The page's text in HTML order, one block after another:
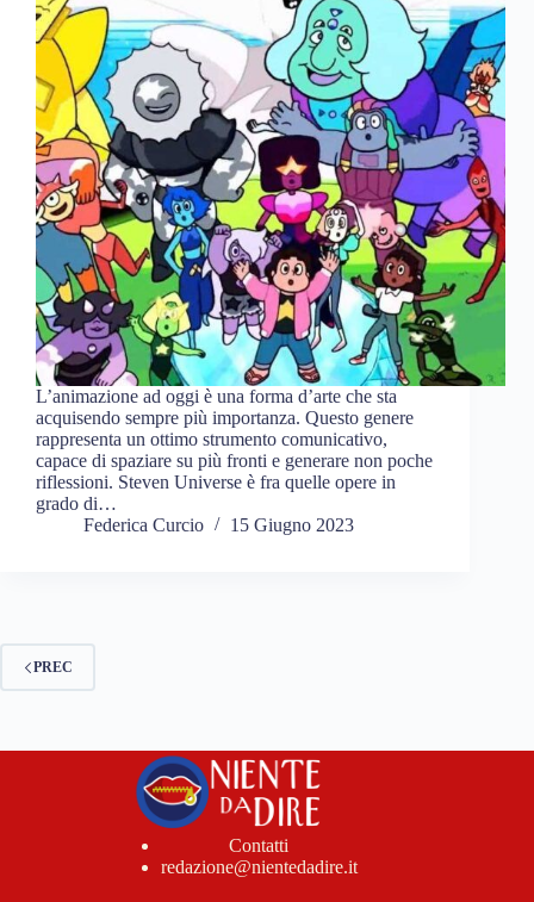
L’animazione ad oggi è una forma d’arte che sta
acquisendo sempre più importanza. Questo genere
rappresenta un ottimo strumento comunicativo,
capace di spaziare su più fronti e generare non poche
riflessioni. Steven Universe è fra quelle opere in
grado di…
Federica Curcio
15 Giugno 2023
PREC
Contatti
redazione@nientedadire.it